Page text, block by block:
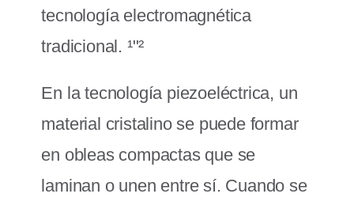
tecnología electromagnética
tradicional. ¹"²
En la tecnología piezoeléctrica, un
material cristalino se puede formar
en obleas compactas que se
laminan o unen entre sí. Cuando se